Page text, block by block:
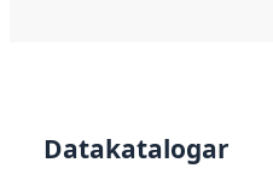
Datakatalogar